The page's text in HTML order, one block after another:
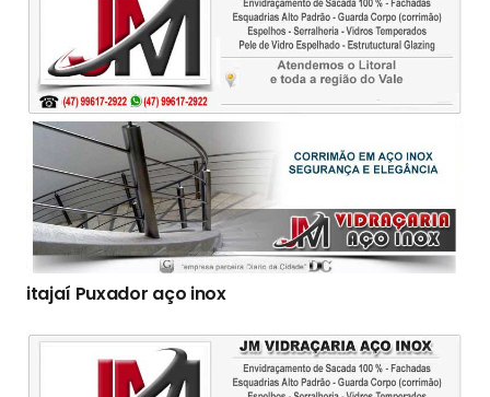
itajaí Puxador aço inox